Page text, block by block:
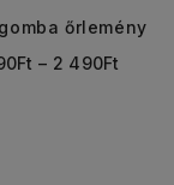
őrlemény
Ft – 2 490Ft